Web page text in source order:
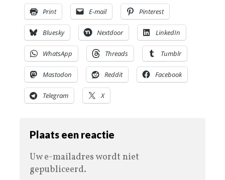
Print E-mail Pinterest
Bluesky Nextdoor LinkedIn
WhatsApp Threads Tumblr
Mastodon Reddit Facebook
Telegram X
Plaats een reactie
Uw e-mailadres wordt niet
gepubliceerd.